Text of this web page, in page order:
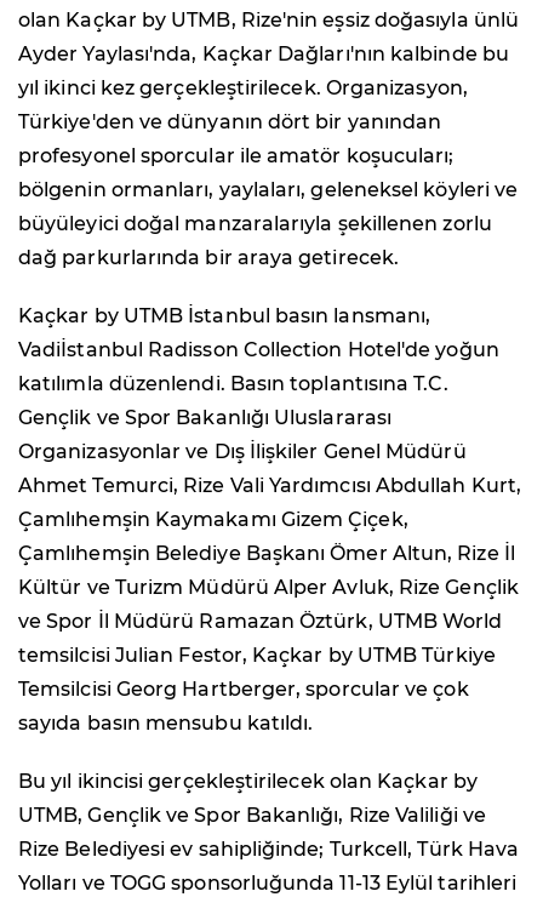
olan Kaçkar by UTMB, Rize'nin eşsiz doğasıyla ünlü
Ayder Yaylası'nda, Kaçkar Dağları'nın kalbinde bu
yıl ikinci kez gerçekleştirilecek. Organizasyon,
Türkiye'den ve dünyanın dört bir yanından
profesyonel sporcular ile amatör koşucuları;
bölgenin ormanları, yaylaları, geleneksel köyleri ve
büyüleyici doğal manzaralarıyla şekillenen zorlu
dağ parkurlarında bir araya getirecek.
Kaçkar by UTMB İstanbul basın lansmanı,
Vadiİstanbul Radisson Collection Hotel'de yoğun
katılımla düzenlendi. Basın toplantısına T.C.
Gençlik ve Spor Bakanlığı Uluslararası
Organizasyonlar ve Dış İlişkiler Genel Müdürü
Ahmet Temurci, Rize Vali Yardımcısı Abdullah Kurt,
Çamlıhemşin Kaymakamı Gizem Çiçek,
Çamlıhemşin Belediye Başkanı Ömer Altun, Rize İl
Kültür ve Turizm Müdürü Alper Avluk, Rize Gençlik
ve Spor İl Müdürü Ramazan Öztürk, UTMB World
temsilcisi Julian Festor, Kaçkar by UTMB Türkiye
Temsilcisi Georg Hartberger, sporcular ve çok
sayıda basın mensubu katıldı.
Bu yıl ikincisi gerçekleştirilecek olan Kaçkar by
UTMB, Gençlik ve Spor Bakanlığı, Rize Valiliği ve
Rize Belediyesi ev sahipliğinde; Turkcell, Türk Hava
Yolları ve TOGG sponsorluğunda 11-13 Eylül tarihleri